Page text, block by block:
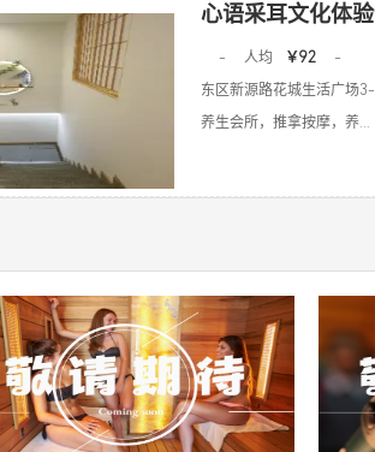
心语采耳文化体
- 人均 ￥92
-
东区新源路花城生活广场
养生会所，推拿按摩，养...